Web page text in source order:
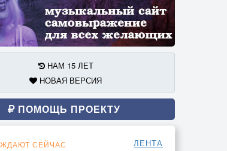
НАМ 15 ЛЕТ
НОВАЯ ВЕРСИЯ
ПОМОЩЬ ПРОЕКТУ
СЕЙЧАС ЛЕНТА